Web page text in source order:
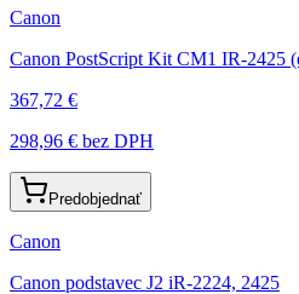
Canon
Canon PostScript Kit CM1 IR-2425
367,72 €
298,96 € bez DPH
Predobjednať
Canon
Canon podstavec J2 iR-2224, 2425